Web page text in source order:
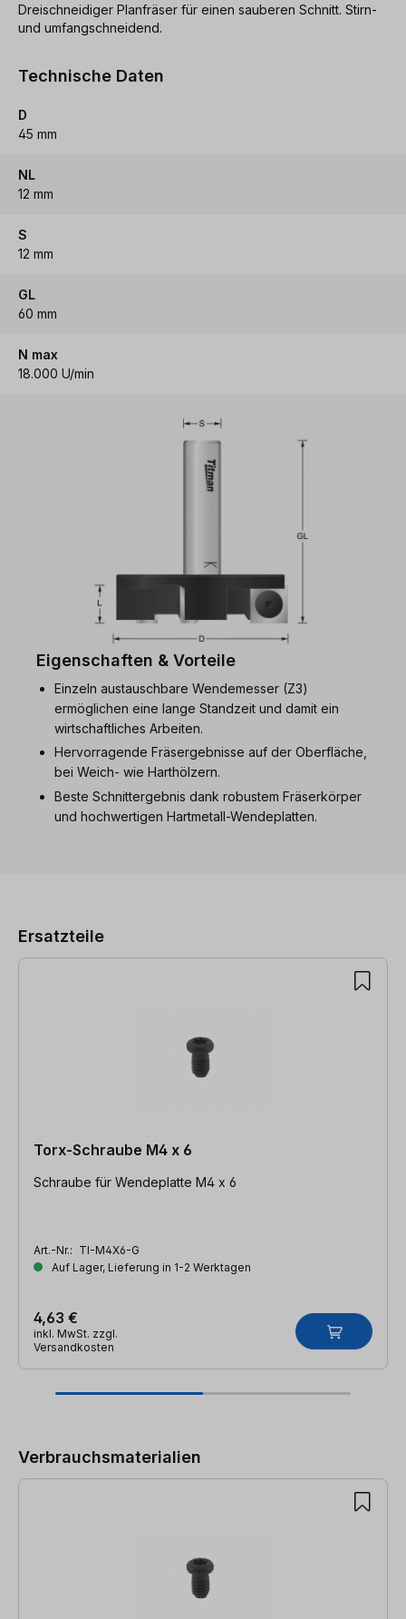
Dreischneidiger Planfräser für einen sauberen Schnitt. Stirn-
und umfangschneidend.
Technische Daten
D
45 mm
NL
12 mm
S
12 mm
GL
60 mm
N max
18.000 U/min
Eigenschaften & Vorteile
Einzeln austauschbare Wendemesser (Z3)
ermöglichen eine lange Standzeit und damit ein
wirtschaftliches Arbeiten.
Hervorragende Fräsergebnisse auf der Oberfläche,
bei Weich- wie Harthölzern.
Beste Schnittergebnis dank robustem Fräserkörper
und hochwertigen Hartmetall-Wendeplatten.
Ersatzteile
Torx-Schraube M4 x 6
Schraube für Wendeplatte M4 x 6
Art.-Nr.: TI-M4X6-G
Auf Lager, Lieferung in 1-2 Werktagen
4,63 €
inkl. MwSt. zzgl.
Versandkosten
Verbrauchsmaterialien